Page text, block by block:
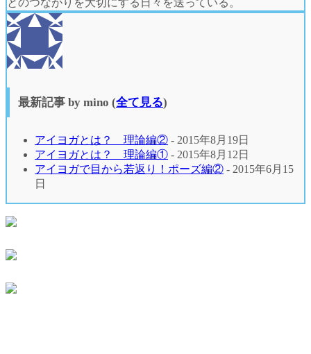
とのつながりを大切にする日々を送っている。
最新記事 by mino (全て見る)
アイヨガとは？ 理論編② - 2015年8月19日
アイヨガとは？ 理論編① - 2015年8月12日
アイヨガで目から若返り！ポーズ編② - 2015年6月15
日